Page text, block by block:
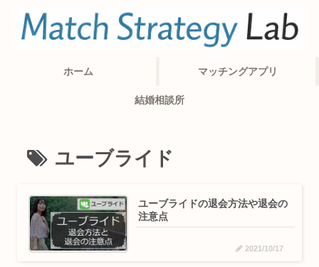
ホーム マッチングアプリ
結婚相談所
ユーブライド
ユーブライドの退会方法や退会の
注意点
2021/10/17